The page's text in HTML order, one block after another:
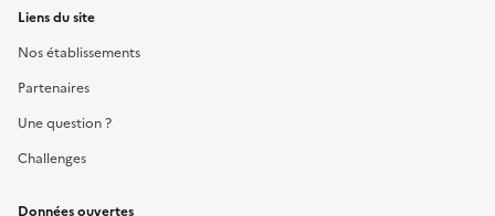
Liens du site
Nos établissements
Partenaires
Une question ?
Challenges
Données ouvertes